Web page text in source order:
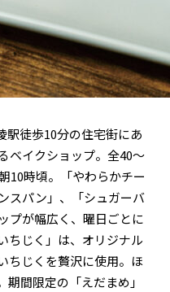
駅徒歩10分の住宅街にあ
ベイクショップ。全40～
10時頃。「やわらかチー
スパン」、「シュガーバ
プが幅広く、曜日ごとに
ちじく」は、オリジナル
ちじくを贅沢に使用。ほ
間限定の「えだまめ」